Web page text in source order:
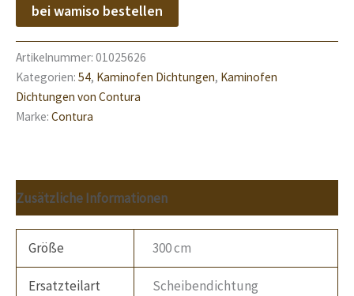
bei wamiso bestellen
Artikelnummer: 01025626
Kategorien: 54, Kaminofen Dichtungen, Kaminofen
Dichtungen von Contura
Marke: Contura
Zusätzliche Informationen
Größe 300 cm
Ersatzteilart Scheibendichtung